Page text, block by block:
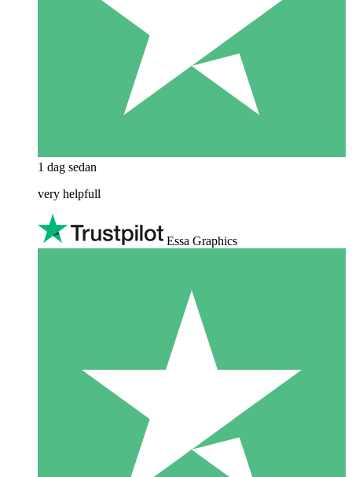
1 dag sedan
very helpfull
Essa Graphics